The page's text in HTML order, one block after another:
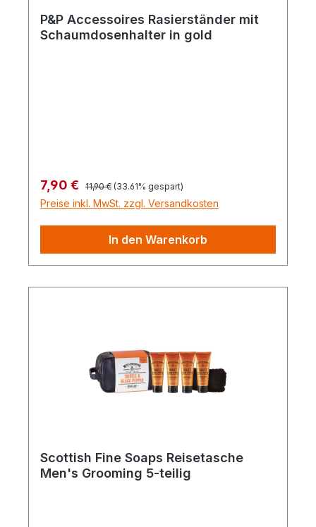
P&P Accessoires Rasierständer mit
Schaumdosenhalter in gold
Verkaufspreis:
7,90 € Regulärer Preis:
11,90 € (33.61% gespart)
Preise inkl. MwSt. zzgl. Versandkosten
In den Warenkorb
Scottish Fine Soaps Reisetasche
Men's Grooming 5-teilig